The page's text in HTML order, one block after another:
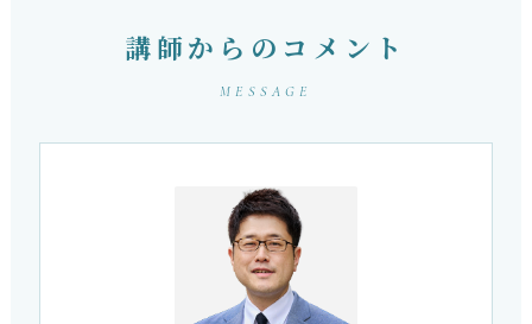
講師からのコメント
MESSAGE